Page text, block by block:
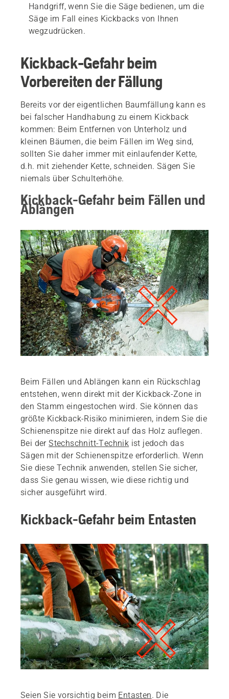
Handgriff, wenn Sie die Säge bedienen, um die
Säge im Fall eines Kickbacks von Ihnen
wegzudrücken.
Kickback-Gefahr beim
Vorbereiten der Fällung
Bereits vor der eigentlichen Baumfällung kann es
bei falscher Handhabung zu einem Kickback
kommen: Beim Entfernen von Unterholz und
kleinen Bäumen, die beim Fällen im Weg sind,
sollten Sie daher immer mit einlaufender Kette,
d.h. mit ziehender Kette, schneiden. Sägen Sie
niemals über Schulterhöhe.
Kickback-Gefahr beim Fällen und
Ablängen
Beim Fällen und Ablängen kann ein Rückschlag
entstehen, wenn direkt mit der Kickback-Zone in
den Stamm eingestochen wird. Sie können das
größte Kickback-Risiko minimieren, indem Sie die
Schienenspitze nie direkt auf das Holz auflegen.
Bei derStechschnitt-Technik ist jedoch das
Sägen mit der Schienenspitze erforderlich. Wenn
Sie diese Technik anwenden, stellen Sie sicher,
dass Sie genau wissen, wie diese richtig und
sicher ausgeführt wird.
Kickback-Gefahr beim Entasten
Seien Sie vorsichtig beim Entasten. Die